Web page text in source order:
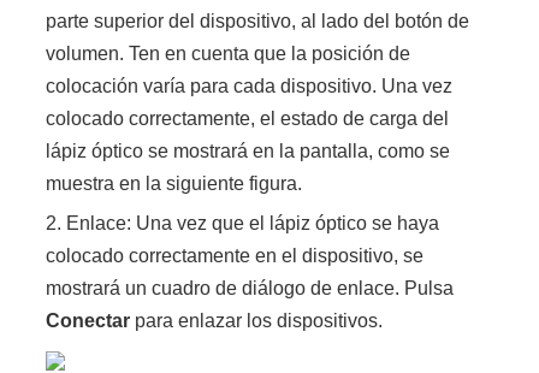
parte superior del dispositivo, al lado del botón de
volumen. Ten en cuenta que la posición de
colocación varía para cada dispositivo. Una vez
colocado correctamente, el estado de carga del
lápiz óptico se mostrará en la pantalla, como se
muestra en la siguiente figura.
2. Enlace: Una vez que el lápiz óptico se haya
colocado correctamente en el dispositivo, se
mostrará un cuadro de diálogo de enlace. Pulsa
Conectar para enlazar los dispositivos.